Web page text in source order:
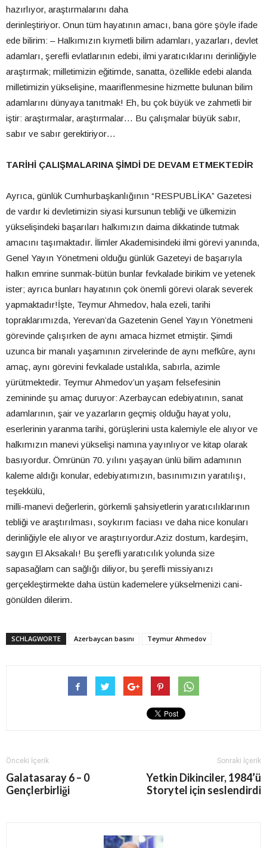
hazırlıyor, araştırmalarını daha
derinleştiriyor. Onun tüm hayatının amacı, bana göre şöyle ifade
ede bilirim: – Halkımızın kıymetli bilim adamları, yazarları, devlet
adamları, şerefli evlatlarının edebi, ilmi yaratıcıklarını derinliğiyle
araştırmak; milletimizin eğitimde, sanatta, özellikle edebi alanda
milletimizin yükselişine, maariflenmesine hizmette bulunan bilim
adamlarını dünyaya tanıtmak! Eh, bu çok büyük ve zahmetli bir
iştir: araştırmalar, araştırmalar… Bu çalışmalar büyük sabır,
sabır ve sabır gerektiriyor…
TARİHİ ÇALIŞMALARINA ŞİMDİ DE DEVAM ETMEKTEDİR
Ayrıca, günlük Cumhurbaşkanlığının “RESPUBLİKA” Gazetesi
de vardır ki devletimizin siyasi kursunun tebliği ve ülkemizin
yükselişindeki başarıları halkımızın daima dikkatinde tutmak
amacını taşımaktadır. İlimler Akademisindeki ilmi görevi yanında,
Genel Yayın Yönetmeni olduğu günlük Gazeteyi de başarıyla
halkın emrine sunmak-bütün bunlar fevkalade birikim ve yetenek
ister; ayrıca bunları hayatının çok önemli görevi olarak severek
yapmaktadır!İşte, Teymur Ahmedov, hala ezeli, tarihi
topraklarımızda, Yerevan’da Gazetenin Genel Yayın Yönetmeni
görevinde çalışırken de aynı amaca hizmet etmiştir. Şimdi
uzunca bir manalı yaşamının zirvelerinde de aynı mefkûre, aynı
amaç, aynı görevini fevkalade ustalıkla, sabırla, azimle
yürütmektedir. Teymur Ahmedov’un yaşam felsefesinin
zemininde şu amaç duruyor: Azerbaycan edebiyatının, sanat
adamlarının, şair ve yazarların geçmiş olduğu hayat yolu,
eserlerinin yaranma tarihi, görüşlerini usta kalemiyle ele alıyor ve
halkımızın manevi yükselişi namına yayınlıyor ve kitap olarak
basıyordur. Ömrünün 70. yılını yaşayan ünlü bilim adamının
kaleme aldığı konular, edebiyatımızın, basınımızın yaratılışı,
teşekkülü,
milli-manevi değerlerin, görkemli şahsiyetlerin yaratıcılıklarının
tebliği ve araştırılması, soykırım faciası ve daha nice konuları
derinliğiyle ele alıyor ve araştırıyordur.Aziz dostum, kardeşim,
saygın El Aksakalı! Bu şerefli yaratıcılık yolunda size
sapasağlam can sağlığı diliyor, bu şerefli missiyanızı
gerçekleştirmekte daha üstün kademelere yükselmenizi cani-
gönülden dilerim.
SCHLAGWORTE Azerbaycan basını Teymur Ahmedov
Önceki İçerik
Galatasaray 6 – 0
Gençlerbirliği
Sonraki İçerik
Yetkin Dikinciler, 1984’ü
Storytel için seslendirdi